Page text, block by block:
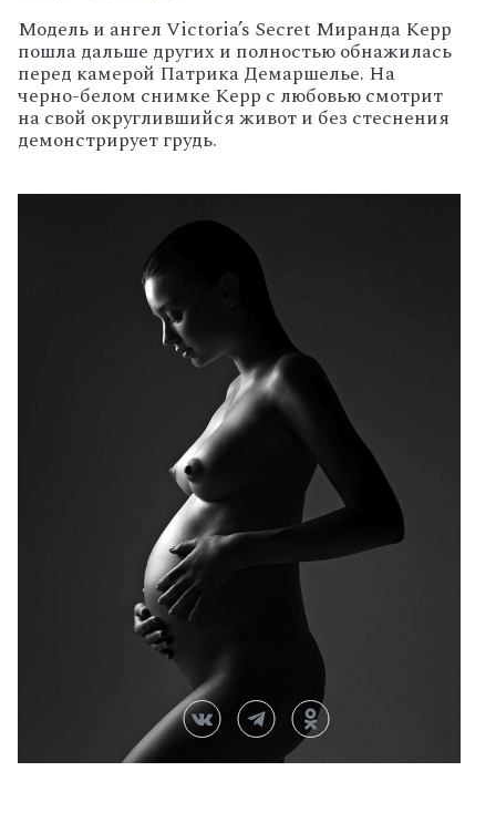
Модель и ангел Victoria’s Secret Миранда Керр
пошла дальше других и полностью обнажилась
перед камерой Патрика Демаршелье. На
черно-белом снимке Керр с любовью смотрит
на свой округлившийся живот и без стеснения
демонстрирует грудь.